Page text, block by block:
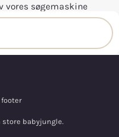
vores søgemaskine
babyjungle.